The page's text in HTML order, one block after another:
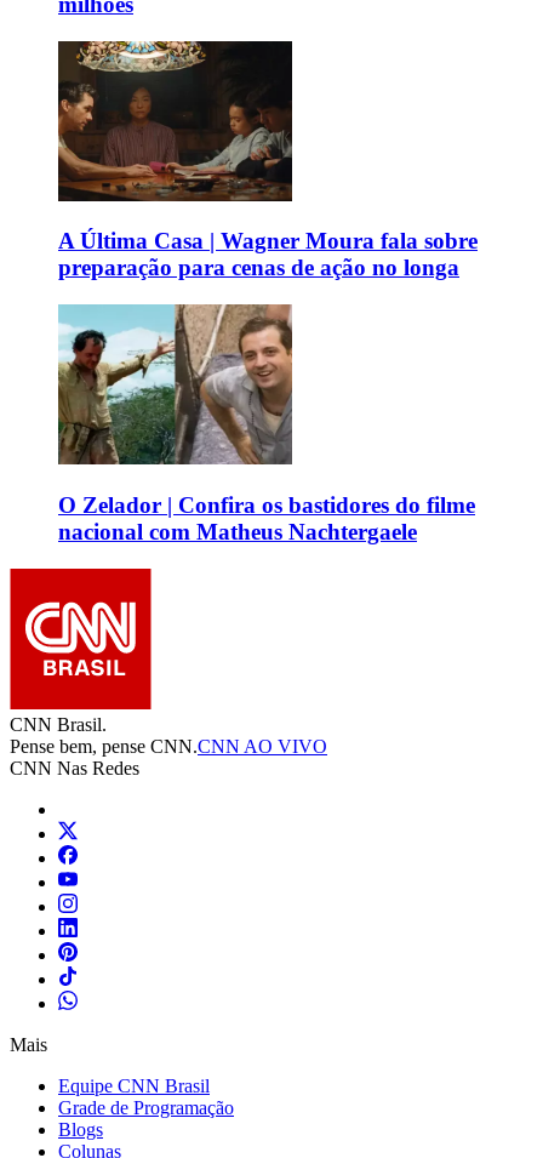
A Última Casa | Wagner Moura fala sobre
preparação para cenas de ação no longa
O Zelador | Confira os bastidores do filme
nacional com Matheus Nachtergaele
CNN Brasil.
Pense bem, pense CNN.CNN AO VIVO
CNN Nas Redes
Mais
Equipe CNN Brasil
Grade de Programação
Blogs
Colunas